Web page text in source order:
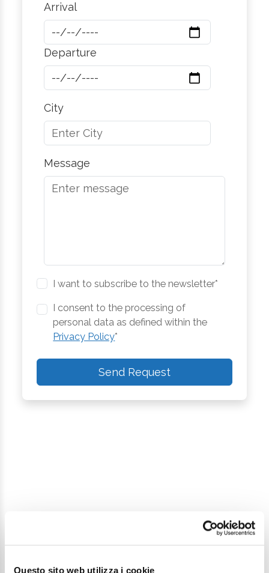
Questo sito web utilizza i cookie
Arrival
Departure
City
Message
I want to subscribe to the newsletter*
I consent to the processing of
personal data as defined within the
Privacy Policy*
Send Request
Continue exploring